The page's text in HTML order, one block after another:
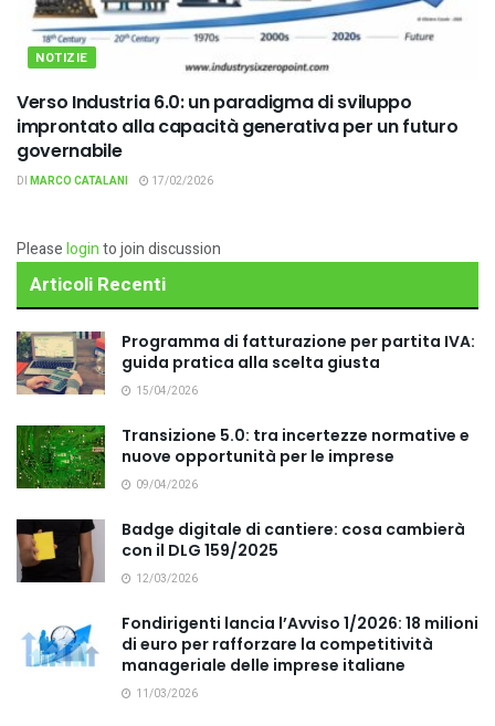
NOTIZIE
Verso Industria 6.0: un paradigma di sviluppo
improntato alla capacità generativa per un futuro
governabile
DI MARCO CATALANI 17/02/2026
Pleaseloginto join discussion
Articoli Recenti
Programma di fatturazione per partita IVA:
guida pratica alla scelta giusta
15/04/2026
Transizione 5.0: tra incertezze normative e
nuove opportunità per le imprese
09/04/2026
Badge digitale di cantiere: cosa cambierà
con il DLG 159/2025
12/03/2026
Fondirigenti lancia l’Avviso 1/2026: 18 milioni
di euro per rafforzare la competitività
manageriale delle imprese italiane
11/03/2026